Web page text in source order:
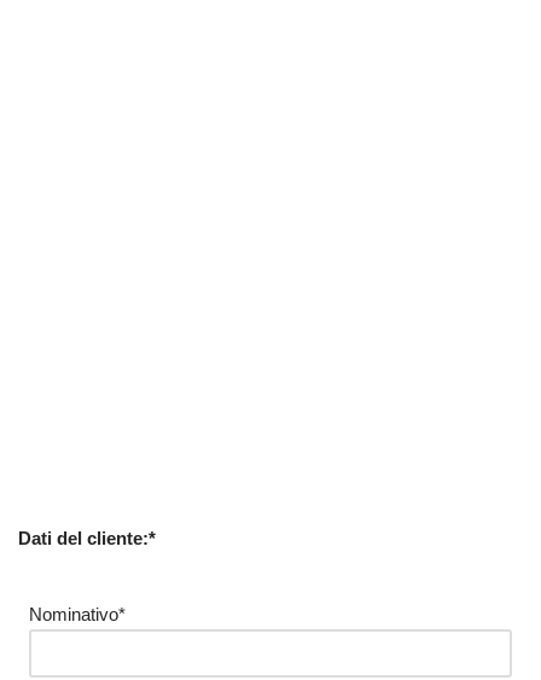
Dati del cliente:*
Nominativo*